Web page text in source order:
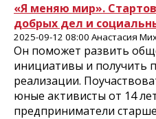
«Я меняю мир».
добрых дел и
2025-09-12 08:00 Анастасия
Он поможет развить
инициативы и получить
реализации.
юные активисты от 14
предприниматели